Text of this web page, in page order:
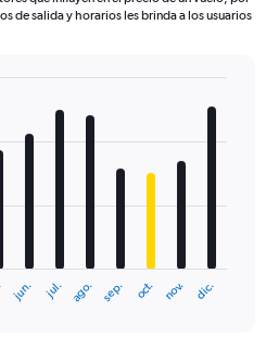
de salida y horarios les brinda a los usuarios
jun. jul. ago. sep. oct. nov. dic.